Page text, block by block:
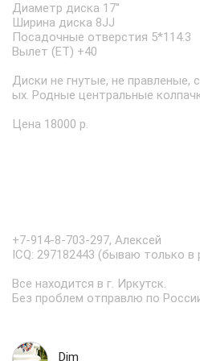
Диаметр диска 17''
Ширина диска 8JJ
Посадочные отверстия 5*114.3
Вылет (ET) +40
Диски не гнутые, не правленые,
ых. Родные центральные
Цена 18000 р.
+7-914-8-703-297, Алексей
ICQ: 297182443 (бываю только в
Все находится в г. Иркутск.
Без проблем отправлю по
Dim